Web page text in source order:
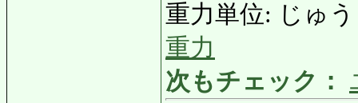
重力単位: じゅ
重力
次もチェック：